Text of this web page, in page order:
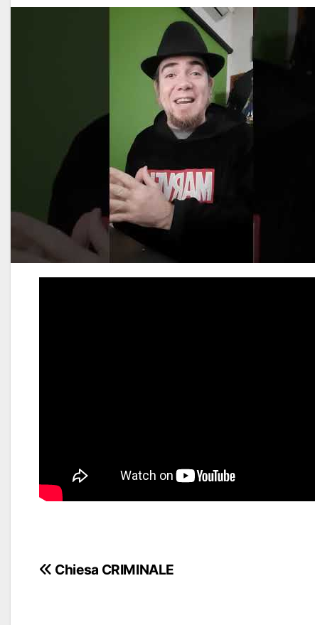
Navigazione
Chiesa CRIMINALE